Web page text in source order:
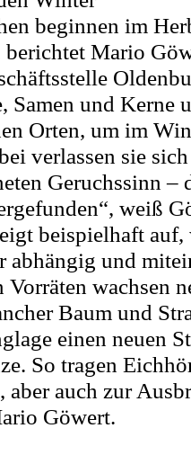
beginnen im
berichtet Mario
Samen und Kerne
Orten, um im
verlassen sie
Geruchssinn
weiß
beispielhaft
abhängig und
Vorräten wachsen
Baum und
einen neuen
So tragen
aber auch zur
Göwert.